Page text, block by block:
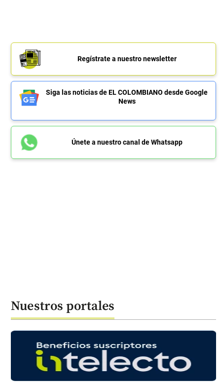
Regístrate a nuestro newsletter
Siga las noticias de EL COLOMBIANO desde Google
News
Únete a nuestro canal de Whatsapp
Nuestros portales